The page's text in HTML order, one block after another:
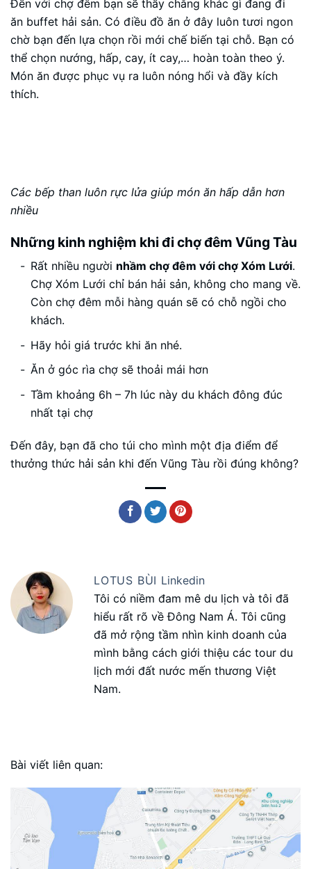
Đến với chợ đêm bạn sẽ thấy chẳng khác gì đang đi
ăn buffet hải sản. Có điều đồ ăn ở đây luôn tươi ngon
chờ bạn đến lựa chọn rồi mới chế biến tại chỗ. Bạn có
thể chọn nướng, hấp, cay, ít cay,… hoàn toàn theo ý.
Món ăn được phục vụ ra luôn nóng hổi và đầy kích
thích.
Các bếp than luôn rực lửa giúp món ăn hấp dẫn hơn
nhiều
Những kinh nghiệm khi đi chợ đêm Vũng Tàu
Rất nhiều người nhầm chợ đêm với chợ Xóm Lưới.
Chợ Xóm Lưới chỉ bán hải sản, không cho mang về.
Còn chợ đêm mỗi hàng quán sẽ có chỗ ngồi cho
khách.
Hãy hỏi giá trước khi ăn nhé.
Ăn ở góc rìa chợ sẽ thoải mái hơn
Tầm khoảng 6h – 7h lúc này du khách đông đúc
nhất tại chợ
Đến đây, bạn đã cho túi cho mình một địa điểm để
thưởng thức hải sản khi đến Vũng Tàu rồi đúng không?
LOTUS BÙI Linkedin
Tôi có niềm đam mê du lịch và tôi đã
hiểu rất rõ về Đông Nam Á. Tôi cũng
đã mở rộng tầm nhìn kinh doanh của
mình bằng cách giới thiệu các tour du
lịch mới đất nước mến thương Việt
Nam.
Bài viết liên quan: